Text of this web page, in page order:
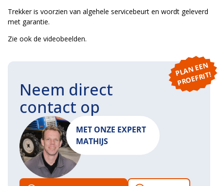
Trekker is voorzien van algehele servicebeurt en wordt geleverd
met garantie.
Zie ook de videobeelden.
P
L
A
N
E
E
N
P
R
O
E
F
RI
T!
Neem direct
contact op
MET ONZE EXPERT
MATHIJS